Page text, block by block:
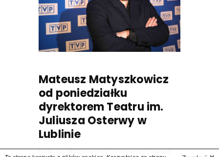
Mateusz Matyszkowicz
od poniedziałku
dyrektorem Teatru im.
Juliusza Osterwy w
Lublinie
Mateusz Matyszkowicz, były prezes Telewizji